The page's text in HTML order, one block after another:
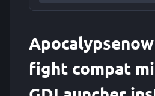
fight compat